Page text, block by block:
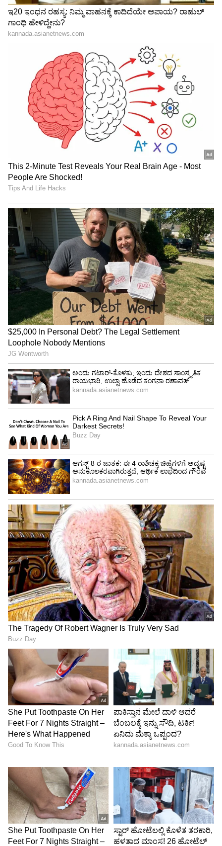
ಗೋಚಾರ ಫಲದ ಪ್ರಕಾರ ಗುರು ಈಗ ಮಿಥುನ
ರಾಶಿಯಲ್ಲಿದ್ದಾನೆ. ಇದು ಡಿಕೆಶಿಗೆ ಭಾರಿ ರಾಜಯೋಗ ತರಲಿದೆ.
ರಾಜ್ಯದಲ್ಲಿ ಅವನನ್ನು ಅಲ್ಲಾಡಿಸಲು ಯಾರಿಂದಲೂ ಆಗಲ್ಲ
ಎಂದು ಹೇಳಿದ್ದಾರೆ.
ಶಿವಕುಮಾರ್ ಅನ್ನೋದೇ ಒಂದು ಬ್ರ್ಯಾಂಡ್‌
ಮುಂದಿನ ಆಡಳಿತದ ಬಗ್ಗೆ ಮಾತನಾಡಿದ ಗುರೂಜಿ, "ಡಿಕೆಶಿ
ಕೇವಲ ಮುಖ್ಯಮಂತ್ರಿ ಮಾತ್ರವಲ್ಲ, ಪಕ್ಷವನ್ನು ಕೂಡ
ಮುನ್ನಡೆಸಬೇಕಿದೆ. ಅದನ್ನು ನಿಭಾಯಿಸುವ ಶಕ್ತಿಯನ್ನು ದೇವರು
ಕೊಡಲಿ. ಆತ ತುಂಬಾ ಬುದ್ಧಿವಂತ ಮತ್ತು ಜಾಣ. ಕೆಲವೊಮ್ಮೆ
ಉದ್ವೇಗ (Aggressive) ಇರುತ್ತದೆಯಾದರೂ ಆತನಿಗೆ ಸಹನೆ
ಇದೆ, ಎಲ್ಲವನ್ನೂ ಸಂಭಾಳಿಸುತ್ತಾನೆ. ಹೆಗಲ ಮೇಲೆ ಕೈ ಹಾಕಿ
ಯಾರನ್ನು ಬೇಕಾದರೂ ಮಾತನಾಡಿಸುವ ಗುಣ ಆತನಲ್ಲಿದೆ.
ಆತ ಇವರ ಕಡೆಯವರು ಅವರ ಕಡೆಯವರು ಅಂತ
ಯಾರನ್ನೂ ಬ್ರಾಂಡ್ ಮಾಡಲ್ಲ. ಯಾಕಂದ್ರೆ ಶಿವಕುಮಾರ್
ಅನ್ನೋದೇ ಒಂದು ಬ್ರಾಂಡ್!" ಎಂದು ಬಣ್ಣಿಸಿದರು.
ಡಿಕೆಶಿ ಮುಖ್ಯಮಂತ್ರಿಯಾದ ಮೇಲೆ ಬೆಂಗಳೂರಿನ
ಮೂಲಸೌಕರ್ಯ, ಕುಡಿಯುವ ನೀರು ಮತ್ತು ಟ್ರಾಫಿಕ್
ಸಮಸ್ಯೆಯನ್ನು ಆದ್ಯತೆಯ ಮೇರೆಗೆ ಸರಿಪಡಿಸಬೇಕು. ಇಡೀ
ರಾಜ್ಯದ ದೊಡ್ಡ ಚಿತ್ರಣ ಆತನ ಕಣ್ಣಮುಂದಿದೆ. ಸಿದ್ದರಾಮಯ್ಯ
ಅವರ ಸಹಪಾಠಿಗಳನ್ನು (ಆಪ್ತರನ್ನು) ಕೂಡ ಜೊತೆಯಲ್ಲೇ
ಕರೆದುಕೊಂಡು ಹೋಗಿ ಒಂದು ಅತ್ಯುತ್ತಮ ಸರ್ಕಾರವನ್ನು ಆತ
ನೀಡಲಿದ್ದಾನೆ. ಆತನ ಕಾಲದಲ್ಲಿ ಕನ್ನಡ ನಾಡು ಮತ್ತಷ್ಟು
ಅಭಿವೃದ್ಧಿಯಾಗಲಿದ್ದು, ನನ್ನ ಪ್ರಾರ್ಥನೆ ಸದಾ ಆತನ
ಪರವಾಗಿರುತ್ತದೆ" ಎಂದು ಆಶೀರ್ವದಿಸಿದರು.